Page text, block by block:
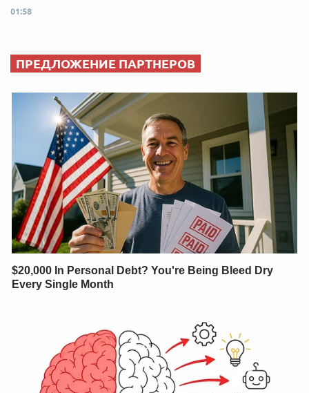
01:58
ПРЕДЛОЖЕНИЕ ПАРТНЕРОВ
$20,000 In Personal Debt? You're Being Bleed Dry
Every Single Month